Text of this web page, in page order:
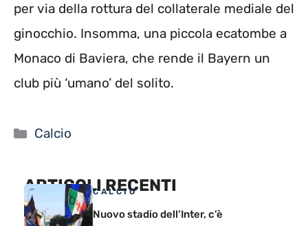
per via della rottura del collaterale mediale del
ginocchio. Insomma, una piccola ecatombe a
Monaco di Baviera, che rende il Bayern un
club più ‘umano’ del solito.
Categorie
Calcio
ARTICOLI RECENTI
CALCIO
Nuovo stadio dell’Inter, c’è